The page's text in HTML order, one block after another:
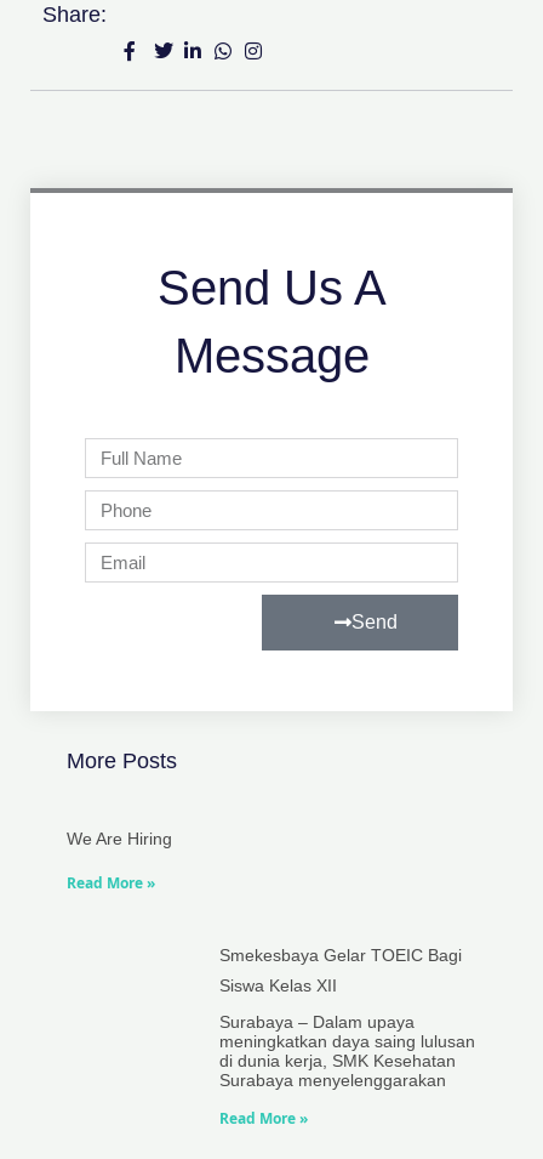
Share:
Send Us A
Message
Full
Name
Phone
Email
Send
More Posts
We Are Hiring
Read More »
Smekesbaya Gelar TOEIC Bagi
Siswa Kelas XII
Surabaya – Dalam upaya
meningkatkan daya saing lulusan
di dunia kerja, SMK Kesehatan
Surabaya menyelenggarakan
Read More »